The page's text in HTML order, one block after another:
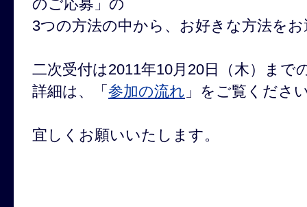
のご応募」の
3つの方法の中から、お好きな方法を
二次受付は2011年10月20日（木）まで
詳細は、「 参加の流れ 」をご覧くださ
宜しくお願いいたします。